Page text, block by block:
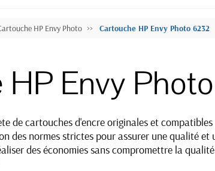
HP Envy Photo Cartouche HP Envy Photo 6232
HP Envy
de cartouches d'encre originales et
des normes strictes pour assurer une qualité
des économies sans compromettre la